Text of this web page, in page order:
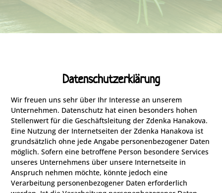
Datenschutzerklärung
Wir freuen uns sehr über Ihr Interesse an unserem
Unternehmen. Datenschutz hat einen besonders hohen
Stellenwert für die Geschäftsleitung der Zdenka Hanakova.
Eine Nutzung der Internetseiten der Zdenka Hanakova ist
grundsätzlich ohne jede Angabe personenbezogener Daten
möglich. Sofern eine betroffene Person besondere Services
unseres Unternehmens über unsere Internetseite in
Anspruch nehmen möchte, könnte jedoch eine
Verarbeitung personenbezogener Daten erforderlich